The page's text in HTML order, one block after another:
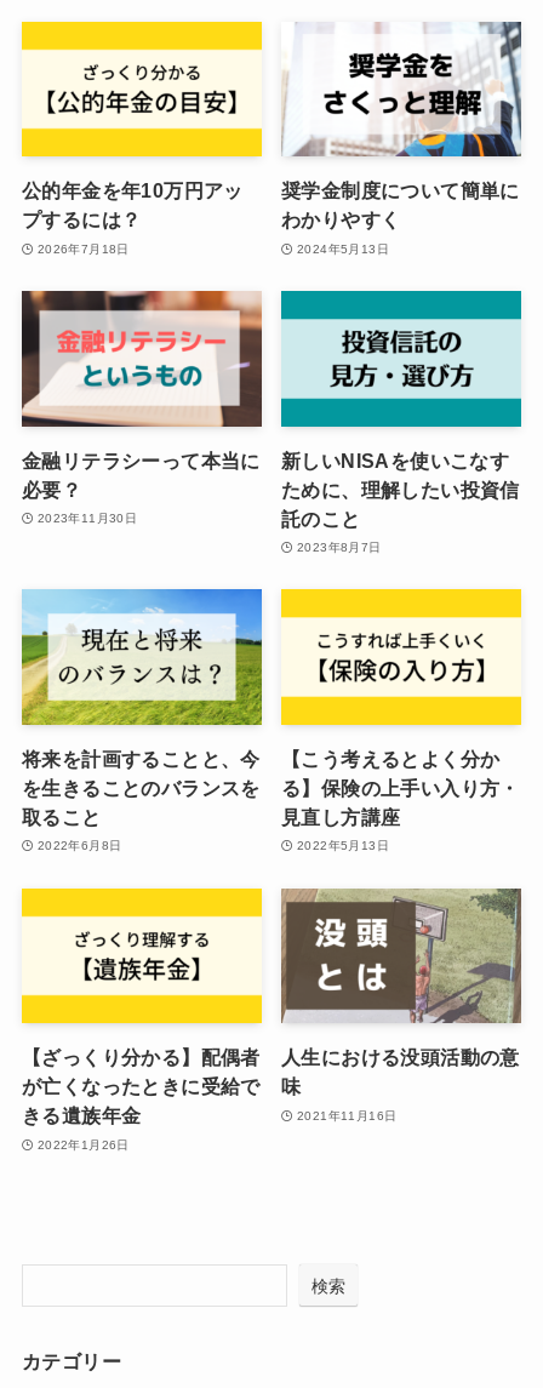
公的年金を年10万円アッ
プするには？
2026年7月18日
奨学金制度について簡単に
わかりやすく
2024年5月13日
金融リテラシーって本当に
必要？
2023年11月30日
新しいNISAを使いこなす
ために、理解したい投資信
託のこと
2023年8月7日
将来を計画することと、今
を生きることのバランスを
取ること
2022年6月8日
【こう考えるとよく分か
る】保険の上手い入り方・
見直し方講座
2022年5月13日
【ざっくり分かる】配偶者
が亡くなったときに受給で
きる遺族年金
2022年1月26日
人生における没頭活動の意
味
2021年11月16日
検索
カテゴリー